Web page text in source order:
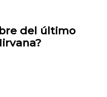
del último